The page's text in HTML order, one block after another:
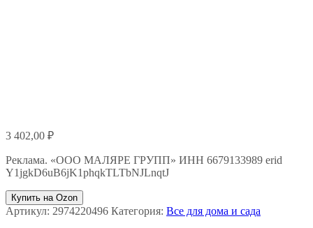
3 402,00 ₽
Реклама. «ООО МАЛЯРЕ ГРУПП» ИНН 6679133989 erid
Y1jgkD6uB6jK1phqkTLTbNJLnqtJ
Купить на Ozon
Артикул: 2974220496 Категория: Все для дома и сада